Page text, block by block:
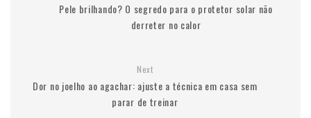
Pele brilhando? O segredo para o protetor solar não
derreter no calor
Next
Dor no joelho ao agachar: ajuste a técnica em casa sem
parar de treinar